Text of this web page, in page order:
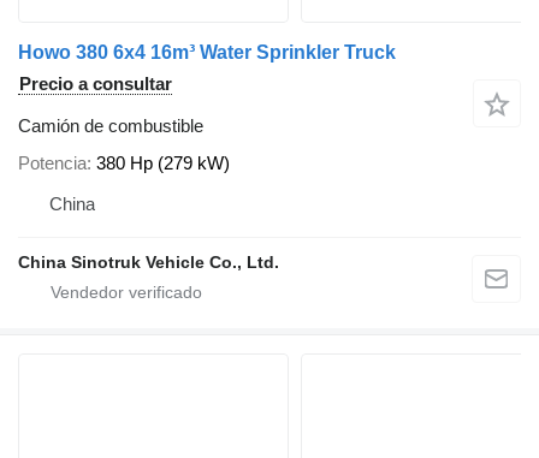
Howo 380 6x4 16m³ Water Sprinkler Truck
Precio a consultar
Camión de combustible
Potencia 380 Hp (279 kW)
China
China Sinotruk Vehicle Co., Ltd.